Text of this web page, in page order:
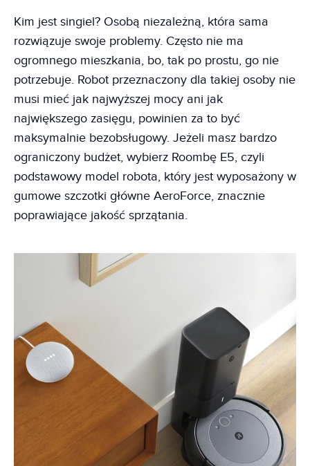
Kim jest singiel? Osobą niezależną, która sama
rozwiązuje swoje problemy. Często nie ma
ogromnego mieszkania, bo, tak po prostu, go nie
potrzebuje. Robot przeznaczony dla takiej osoby nie
musi mieć jak najwyższej mocy ani jak
największego zasięgu, powinien za to być
maksymalnie bezobsługowy. Jeżeli masz bardzo
ograniczony budżet, wybierz Roombę E5, czyli
podstawowy model robota, który jest wyposażony w
gumowe szczotki główne AeroForce, znacznie
poprawiające jakość sprzątania.